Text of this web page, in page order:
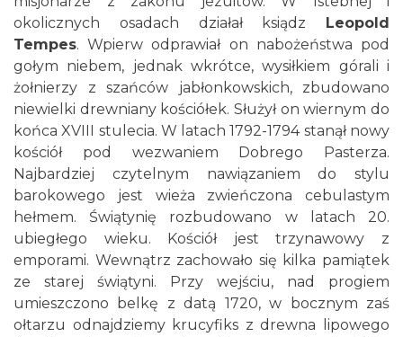
okolicznych osadach działał ksiądz Leopold
Tempes. Wpierw odprawiał on nabożeństwa pod
gołym niebem, jednak wkrótce, wysiłkiem górali i
żołnierzy z szańców jabłonkowskich, zbudowano
niewielki drewniany kościółek. Służył on wiernym do
końca XVIII stulecia. W latach 1792-1794 stanął nowy
kościół pod wezwaniem Dobrego Pasterza.
Najbardziej czytelnym nawiązaniem do stylu
barokowego jest wieża zwieńczona cebulastym
hełmem. Świątynię rozbudowano w latach 20.
ubiegłego wieku. Kościół jest trzynawowy z
emporami. Wewnątrz zachowało się kilka pamiątek
ze starej świątyni. Przy wejściu, nad progiem
umieszczono belkę z datą 1720, w bocznym zaś
ołtarzu odnajdziemy krucyfiks z drewna lipowego